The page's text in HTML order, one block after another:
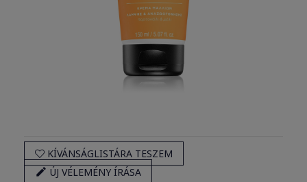
KÍVÁNSÁGLISTÁRA TESZEM
 ÚJ VÉLEMÉNY ÍRÁSA